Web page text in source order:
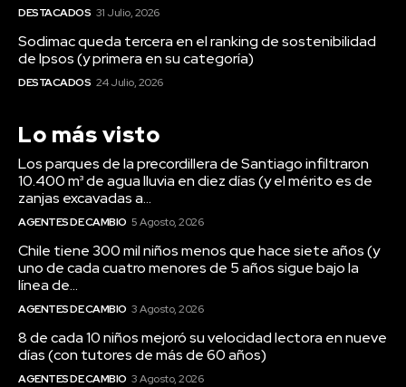
DESTACADOS 31 Julio, 2026
Sodimac queda tercera en el ranking de sostenibilidad
de Ipsos (y primera en su categoría)
DESTACADOS 24 Julio, 2026
Lo más visto
Los parques de la precordillera de Santiago infiltraron
10.400 m³ de agua lluvia en diez días (y el mérito es de
zanjas excavadas a...
AGENTES DE CAMBIO 5 Agosto, 2026
Chile tiene 300 mil niños menos que hace siete años (y
uno de cada cuatro menores de 5 años sigue bajo la
línea de...
AGENTES DE CAMBIO 3 Agosto, 2026
8 de cada 10 niños mejoró su velocidad lectora en nueve
días (con tutores de más de 60 años)
AGENTES DE CAMBIO 3 Agosto, 2026